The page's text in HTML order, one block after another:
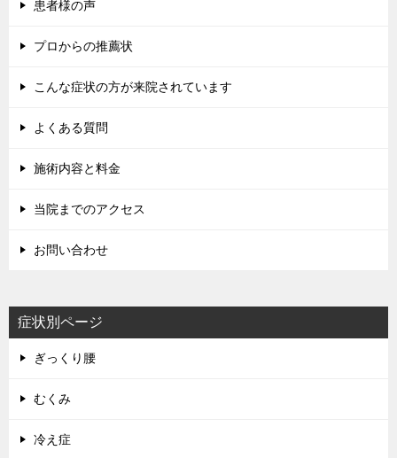
患者様の声
プロからの推薦状
こんな症状の方が来院されています
よくある質問
施術内容と料金
当院までのアクセス
お問い合わせ
症状別ページ
ぎっくり腰
むくみ
冷え症